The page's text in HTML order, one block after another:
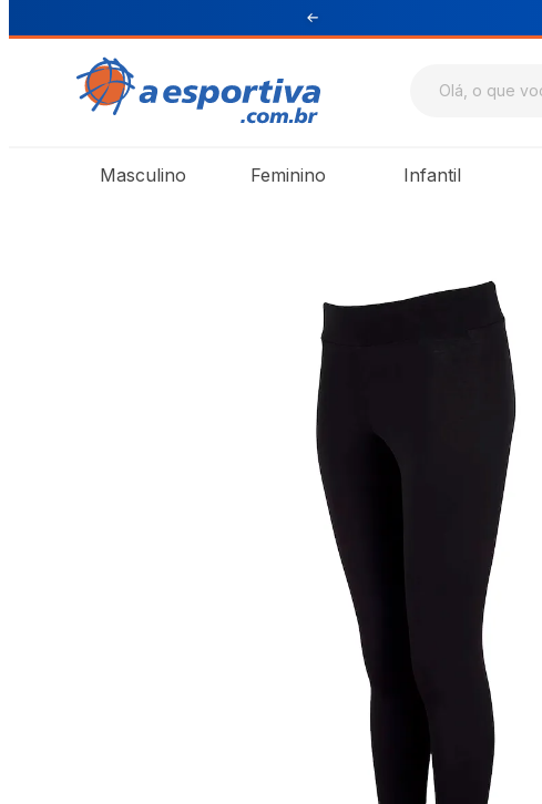
Masculino Feminino Infantil